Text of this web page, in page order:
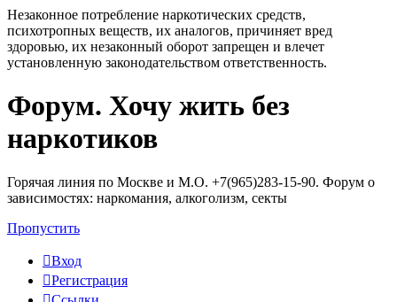
Незаконное потребление наркотических средств,
психотропных веществ, их аналогов, причиняет вред
здоровью, их незаконный оборот запрещен и влечет
установленную законодательством ответственность.
Регистрация
Форум. Хочу жить без
наркотиков
Горячая линия по Москве и М.О. +7(965)283-15-90. Форум о
зависимостях: наркомания, алкоголизм, секты
Пропустить
Вход
Регистрация